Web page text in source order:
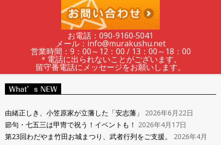
レ
ン
タ
お電話：090-9160‐5041
メール：info@murakushu.net
営業時間：9：00～12：00 / 13：00～18：00
＊電話に出られないことがございます。
留守番電話にメッセージをお願いします。
Navigation
What’s NEW
由緒正しき、小笠原家が立藩した「安志藩」
2026年6月22日
節句・七五三は甲冑で祝う！イベントも！ 2026年4月17日
第23回わだやま竹田お城まつり、武者行列をご支援。
2026年4月